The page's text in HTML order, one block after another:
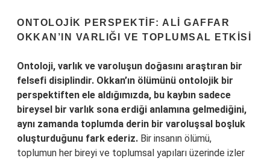
ONTOLOJIK PERSPEKTIF: ALI GAFFAR
OKKAN’IN VARLIĞI VE TOPLUMSAL ETKISI
Ontoloji, varlık ve varoluşun doğasını araştıran bir
felsefi disiplindir. Okkan’ın ölümünü ontolojik bir
perspektiften ele aldığımızda, bu kaybın sadece
bireysel bir varlık sona erdiği anlamına gelmediğini,
aynı zamanda toplumda derin bir varoluşsal boşluk
oluşturduğunu fark ederiz. Bir insanın ölümü,
toplumun her bireyi ve toplumsal yapıları üzerinde izler